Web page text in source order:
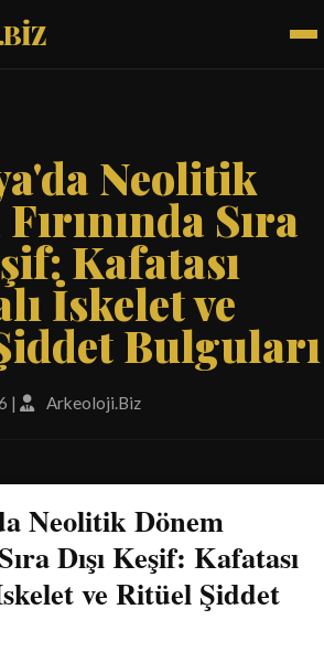
Neolitik
Sıra
Kafatası
İskelet ve
Bulguları
| Arkeoloji.Biz
Neolitik Dönem
Dışı Keşif: Kafatası
ve Ritüel Şiddet